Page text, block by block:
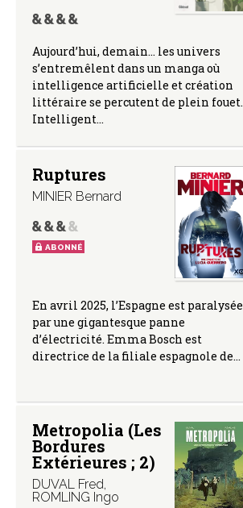
Aujourd’hui, demain… les univers
s’entremêlent dans un manga où
intelligence artificielle et création
littéraire se percutent de plein fouet.
Intelligent…
Ruptures
MINIER Bernard
ABONNÉ
En avril 2025, l’Espagne est paralysée
par une gigantesque panne
d’électricité. Emma Bosch est
directrice de la filiale espagnole de…
Metropolia (Les
Bordures
Extérieures ; 2)
DUVAL Fred,
ROMLING Ingo